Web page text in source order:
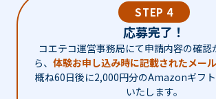
STEP 4
応募完了！
コエテコ運営事務局にて申請内容の確認
ら、 体験お申し込み時に記載されたメー
概ね60日後に2,000円分のAmazonギフ
いたします。